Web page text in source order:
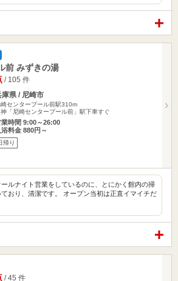
前 みずきの湯
/ 105 件
庫県 / 尼崎市
崎センタープール前駅310m
神「尼崎センタープール前」駅下車すぐ
業時間 9:00～26:00
浴料金 880円～
帰り
ルナイト営業をしているのに、とにかく館内の掃
おり、清潔です。 オープン当初は正直イマイチだ
/ 45 件